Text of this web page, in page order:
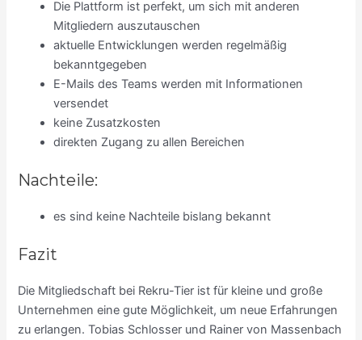
Die Plattform ist perfekt, um sich mit anderen
Mitgliedern auszutauschen
aktuelle Entwicklungen werden regelmäßig
bekanntgegeben
E-Mails des Teams werden mit Informationen
versendet
keine Zusatzkosten
direkten Zugang zu allen Bereichen
Nachteile:
es sind keine Nachteile bislang bekannt
Fazit
Die Mitgliedschaft bei Rekru-Tier ist für kleine und große
Unternehmen eine gute Möglichkeit, um neue Erfahrungen
zu erlangen. Tobias Schlosser und Rainer von Massenbach